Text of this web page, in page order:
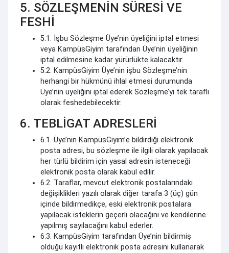
5. SÖZLEŞMENİN SÜRESİ VE
FESHİ
5.1. İşbu Sözleşme Üye’nin üyeliğini iptal etmesi
veya KampüsGiyim tarafından Üye’nin üyeliğinin
iptal edilmesine kadar yürürlükte kalacaktır.
5.2. KampüsGiyim Üye’nin işbu Sözleşme’nin
herhangi bir hükmünü ihlal etmesi durumunda
Üye’nin üyeliğini iptal ederek Sözleşme’yi tek taraflı
olarak feshedebilecektir.
6. TEBLİGAT ADRESLERİ
6.1. Üye’nin KampüsGiyim’e bildirdiği elektronik
posta adresi, bu sözleşme ile ilgili olarak yapılacak
her türlü bildirim için yasal adresin isteneceği
elektronik posta olarak kabul edilir.
6.2. Taraflar, mevcut elektronik postalarındaki
değişiklikleri yazılı olarak diğer tarafa 3 (üç) gün
içinde bildirmedikçe, eski elektronik postalara
yapılacak isteklerin geçerli olacağını ve kendilerine
yapılmış sayılacağını kabul ederler.
6.3. KampüsGiyim tarafından Üye’nin bildirmiş
olduğu kayıtlı elektronik posta adresini kullanarak